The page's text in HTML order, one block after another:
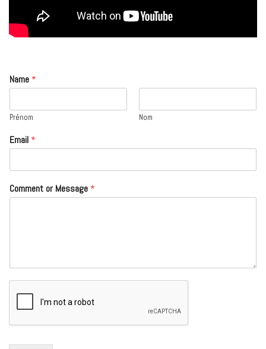
Name *
Prénom Nom
Email *
Comment or Message *